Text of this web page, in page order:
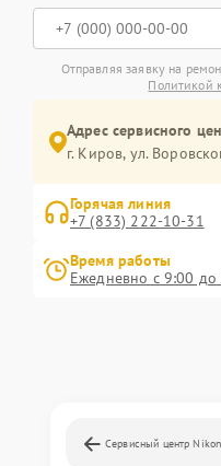
Отправляя заявку на
Политикой
Адрес сервисного
г. Киров, ул.
Горячая линия
+7 (833) 222-10-31
Время работы
Ежедневно с 9:00 до
Сервисный центр Nikon